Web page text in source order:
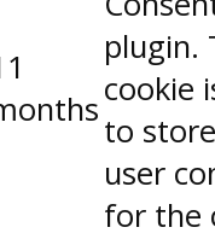
plugin.
cookie
to
user
for the